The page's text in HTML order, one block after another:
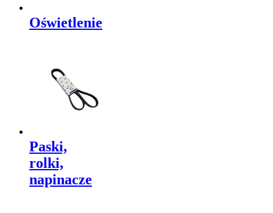
Oświetlenie
Paski,
rolki,
napinacze